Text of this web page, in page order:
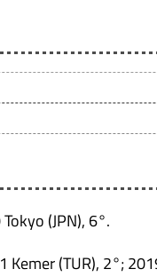
(JPN), 6°.
Kemer (TUR), 2°;